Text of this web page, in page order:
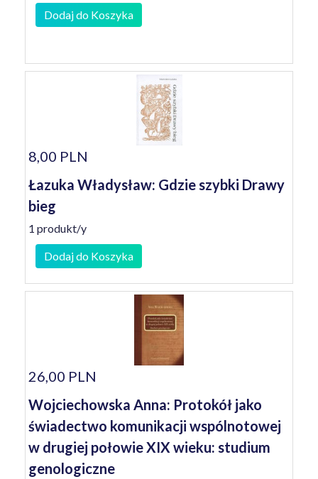
Dodaj do Koszyka
8,00 PLN
Łazuka Władysław: Gdzie szybki Drawy
bieg
1 produkt/y
Dodaj do Koszyka
26,00 PLN
Wojciechowska Anna: Protokół jako
świadectwo komunikacji wspólnotowej
w drugiej połowie XIX wieku: studium
genologiczne